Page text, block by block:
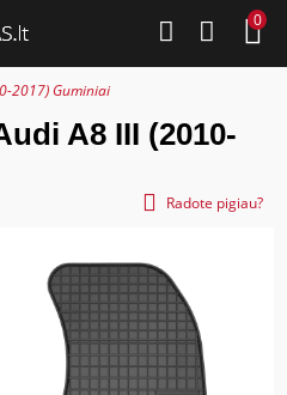
0
2017) Guminiai
A8 III (2010-
Radote pigiau?